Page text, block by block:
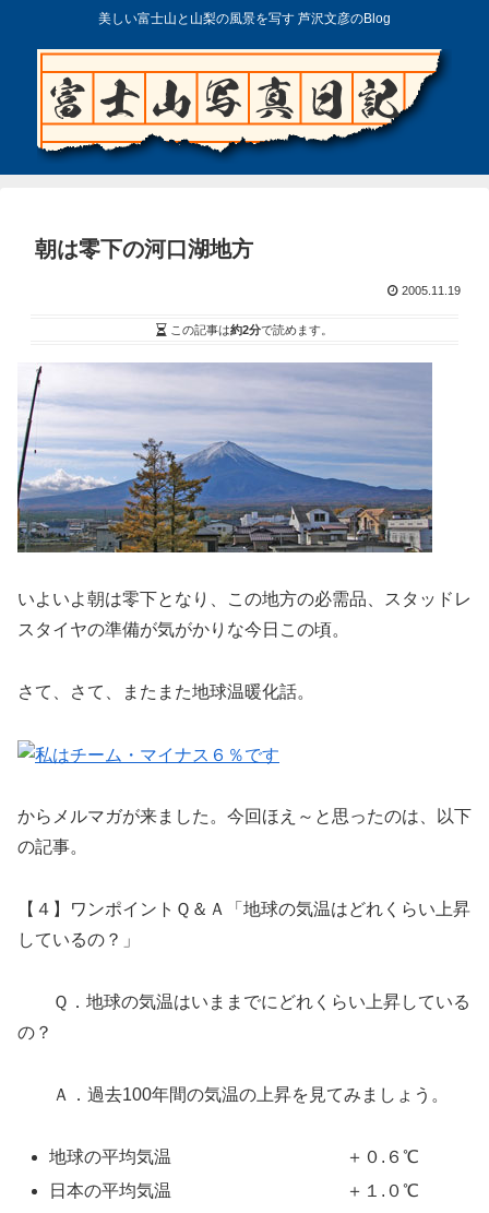
美しい富士山と山梨の風景を写す 芦沢文彦のBlog
朝は零下の河口湖地方
2005.11.19
この記事は約2分で読めます。
いよいよ朝は零下となり、この地方の必需品、スタッドレ
スタイヤの準備が気がかりな今日この頃。
さて、さて、またまた地球温暖化話。
からメルマガが来ました。今回ほえ～と思ったのは、以下
の記事。
【４】ワンポイントＱ＆Ａ「地球の気温はどれくらい上昇
しているの？」
Ｑ．地球の気温はいままでにどれくらい上昇している
の？
Ａ．過去100年間の気温の上昇を見てみましょう。
地球の平均気温 ＋０.６℃
日本の平均気温 ＋１.０℃